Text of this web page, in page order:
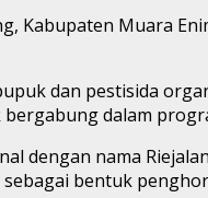
Kabupaten Muara
dan pestisida
bergabung dalam
dengan nama
bentuk